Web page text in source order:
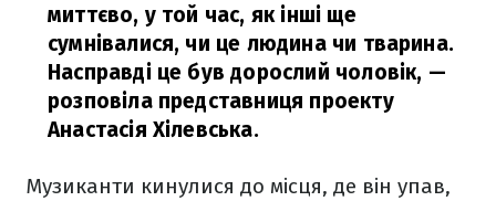
миттєво, у той час, як інші ще
сумнівалися, чи це людина чи тварина.
Насправді це був дорослий чоловік, —
розповіла представниця проекту
Анастасія Хілевська.
Музиканти кинулися до місця, де він упав,